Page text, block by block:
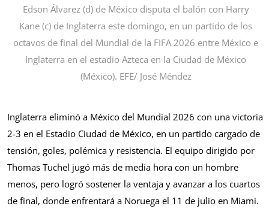
Edson Álvarez (d) de México disputa el balón con Harry
Kane (c) de Inglaterra este domingo, en un partido de los
octavos de final del Mundial de la FIFA 2026 entre México e
Inglaterra en el estadio Azteca en la Ciudad de México
(México). EFE/ José Méndez
Inglaterra eliminó a México del Mundial 2026 con una victoria
2-3 en el Estadio Ciudad de México, en un partido cargado de
tensión, goles, polémica y resistencia. El equipo dirigido por
Thomas Tuchel jugó más de media hora con un hombre
menos, pero logró sostener la ventaja y avanzar a los cuartos
de final, donde enfrentará a Noruega el 11 de julio en Miami.